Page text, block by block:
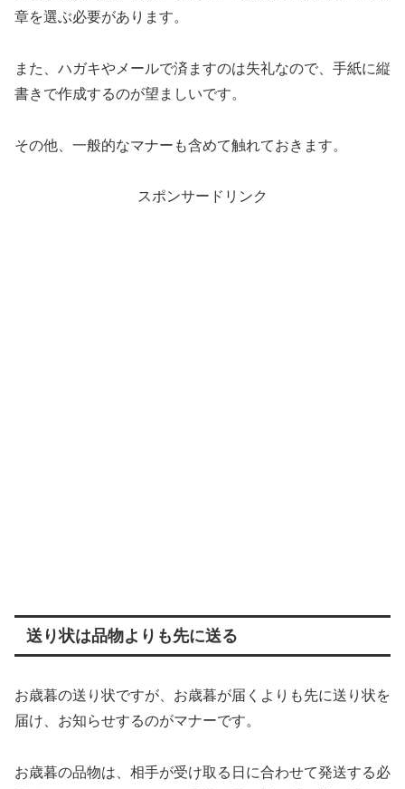
章を選ぶ必要があります。
また、ハガキやメールで済ますのは失礼なので、手紙に縦
書きで作成するのが望ましいです。
その他、一般的なマナーも含めて触れておきます。
スポンサードリンク
送り状は品物よりも先に送る
お歳暮の送り状ですが、お歳暮が届くよりも先に送り状を
届け、お知らせするのがマナーです。
お歳暮の品物は、相手が受け取る日に合わせて発送する必